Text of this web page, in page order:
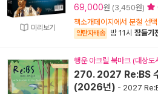
미리보기
69,000원 (3,450원)
책소개페이지에서 분철 선
양탄자배송 밤 11시 잠들기
행운 아크릴 북마크 (대상도
270. 2027 Re:BS
(2026년) - 2027